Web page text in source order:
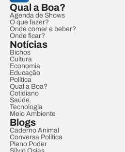
Qual a Boa?
Agenda de Shows
O que fazer?
Onde comer e beber?
Onde ficar?
Notícias
Bichos
Cultura
Economia
Educação
Política
Qual a Boa?
Cotidiano
Saúde
Tecnologia
Meio Ambiente
Blogs
Caderno Animal
Conversa Política
Pleno Poder